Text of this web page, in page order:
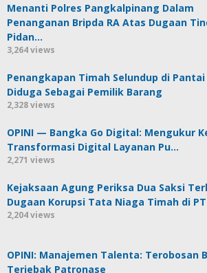
Menanti Polres Pangkalpinang Dalam
Penanganan Bripda RA Atas Dugaan
Pidan…
3,264 views
Penangkapan Timah Selundup di Pantai
Diduga Sebagai Pemilik Barang
2,328 views
OPINI — Bangka Go Digital: Mengukur
Transformasi Digital Layanan Pu…
2,271 views
Kejaksaan Agung Periksa Dua Saksi
Dugaan Korupsi Tata Niaga Timah di
2,204 views
OPINI: Manajemen Talenta: Terobosan
Terjebak Patronase